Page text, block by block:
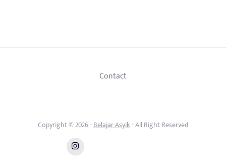
Contact
Copyright © 2026 -Belajar Asyik- All Right Reserved